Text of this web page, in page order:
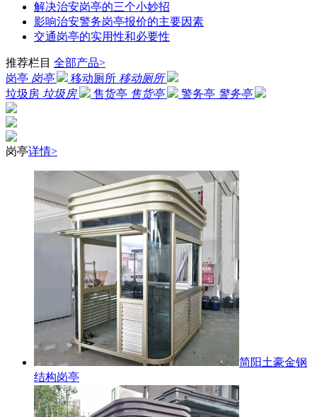
解决治安岗亭的三个小妙招
影响治安警务岗亭报价的主要因素
交通岗亭的实用性和必要性
推荐栏目 全部产品>
岗亭 岗亭 移动厕所 移动厕所
垃圾房 垃圾房 售货亭 售货亭 警务亭 警务亭
岗亭详情>
简阳土豪金钢
结构岗亭